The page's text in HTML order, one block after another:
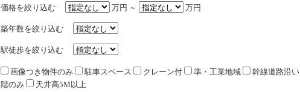
価格を絞り込む 万円 ～ 万円
築年数を絞り込む
駅徒歩を絞り込む
画像つき物件のみ 駐車スペース クレーン付 準・工業地域 幹線道路沿い
階のみ
天井高5M以上